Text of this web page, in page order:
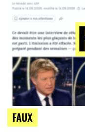
FAUX